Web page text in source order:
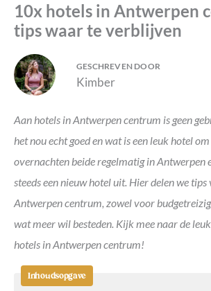
10x hotels in Antwerpen
tips waar te verblijven
Aan hotels in Antwerpen centrum is geen
het nou echt goed en wat is een leuk hotel
overnachten beide regelmatig in Antwerpen
steeds een nieuw hotel uit. Hier delen we
Antwerpen centrum, zowel voor
wat meer wil besteden. Kijk mee naar de
hotels in Antwerpen centrum!
Inhoudsopgave
GESCHREVEN DOOR
Kimber